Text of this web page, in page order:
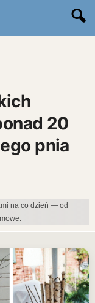
20
pnia
na co dzień — od